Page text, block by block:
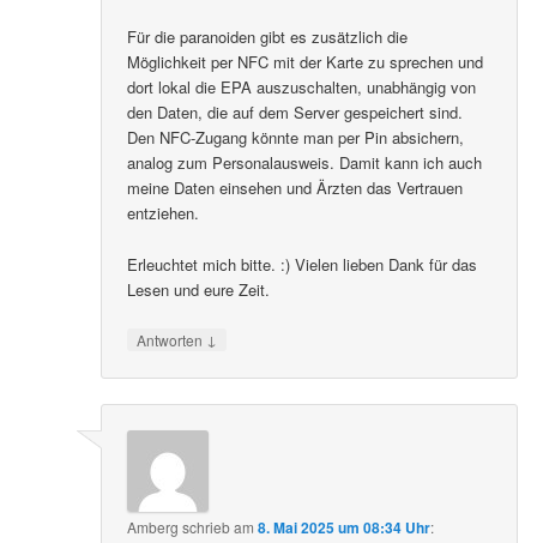
Für die paranoiden gibt es zusätzlich die
Möglichkeit per NFC mit der Karte zu sprechen und
dort lokal die EPA auszuschalten, unabhängig von
den Daten, die auf dem Server gespeichert sind.
Den NFC-Zugang könnte man per Pin absichern,
analog zum Personalausweis. Damit kann ich auch
meine Daten einsehen und Ärzten das Vertrauen
entziehen.
Erleuchtet mich bitte. :) Vielen lieben Dank für das
Lesen und eure Zeit.
Antworten ↓
Amberg schriebam8. Mai 2025 um 08:34 Uhr: